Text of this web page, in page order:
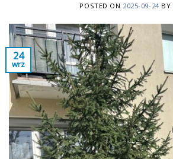
POSTED ON 2025-09-24 BY
24
wrz